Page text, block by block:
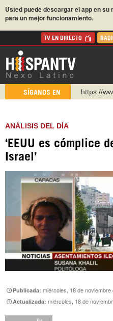
Usted puede descargar el app en su
para un mejor funcionamiento.
TV EN DIRECTO
SÍGANOS EN
https://
https://
ANÁLISIS DEL DÍA
‘EEUU es cómplice
Israel’
Publicada:miércoles, 18 de noviembre
Actualizada:miércoles, 18 de